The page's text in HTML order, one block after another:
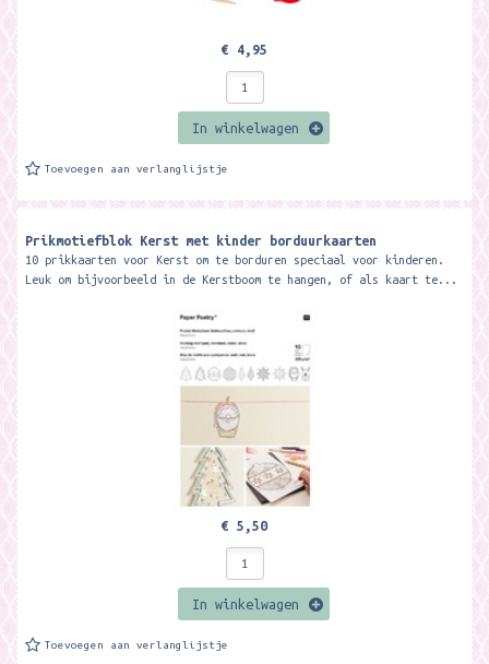
€ 4,95
In winkelwagen
Toevoegen aan verlanglijstje
Prikmotiefblok Kerst met kinder borduurkaarten
10 prikkaarten voor Kerst om te borduren speciaal voor kinderen.
Leuk om bijvoorbeeld in de Kerstboom te hangen, of als kaart te...
€ 5,50
In winkelwagen
Toevoegen aan verlanglijstje